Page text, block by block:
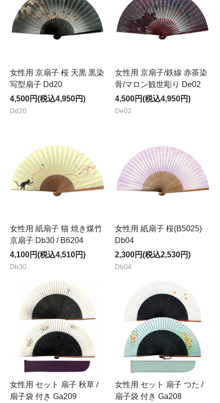
女性用 京扇子 桜 天黒 黒染
写型扇子 Dd20
4,500円(税込4,950円)
Dd20
女性用 京扇子/鉄線 赤茶染
骨/マロン観世彫り De02
4,500円(税込4,950円)
De02
女性用 紙扇子 猫 焼き煤竹
京扇子 Db30 / B6204
4,100円(税込4,510円)
Db30
女性用 紙扇子 桜(B5025)
Db04
2,300円(税込2,530円)
Db04
女性用 セット 扇子 秋草 /
扇子袋 付き Ga209
女性用 セット 扇子 つた /
扇子袋 付き Ga208